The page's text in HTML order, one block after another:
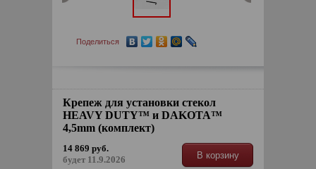
Поделиться
Крепеж для установки стекол
HEAVY DUTY™ и DAKOTA™
4,5mm (комплект)
14 869 руб.
будет 11.9.2026
В корзину